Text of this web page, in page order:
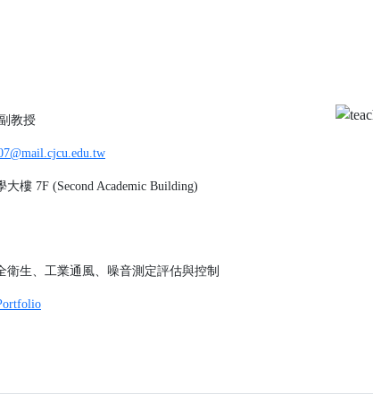
副教授
大樓 7F (Second Academic Building)
衛生、工業通風、噪音測定評估與控制